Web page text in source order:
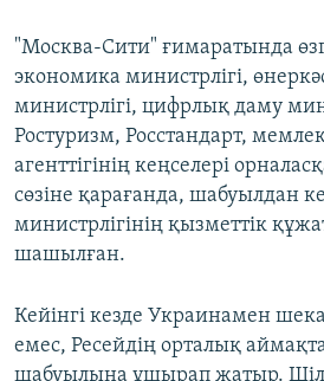
"Москва-Сити" ғимаратында
экономика министрлігі,
министрлігі, цифрлық даму
Ростуризм, Росстандарт,
агенттігінің кеңселері
сөзіне қарағанда, шабуылдан
министрлігінің қызметтік
шашылған.
Кейінгі кезде Украинамен
емес, Ресейдің орталық
шабуылына ұшырап жатыр.